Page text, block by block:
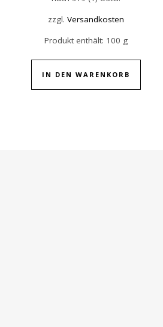
Produktseite gewählt werden
zzgl. Versandkosten
Produkt enthält: 100 g
IN DEN WARENKORB